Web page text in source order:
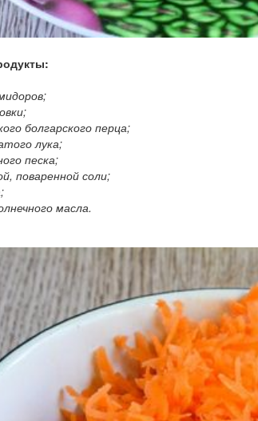
болгарского перца;
лука;
песка;
поваренной соли;
масла.